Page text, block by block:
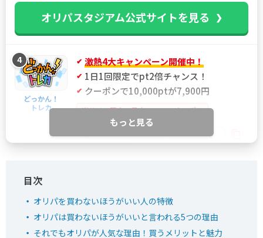
オリパスタジアム公式サイトを見る
4
どっかん！
トレカ
激熱4大キャンペーン開催中！
1日1回限定でpt2倍チャンス！
クーポンで10,000ptが7,900円
当サイト限定！最大21%OFFクーポン
おりパンダ
新規限定アド確ガチャが6種類！
LINE連携で初回最大90％OFF
もっと見る
オリパを買わないほうがいい人の特徴
オリパは買わないほうがいいと言われる5つの理由
それでもオリパが人気な理由！買うメリットと魅力